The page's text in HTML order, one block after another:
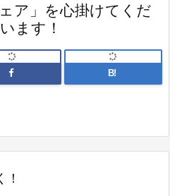
ア」を心掛けてくだ
ます！
B!